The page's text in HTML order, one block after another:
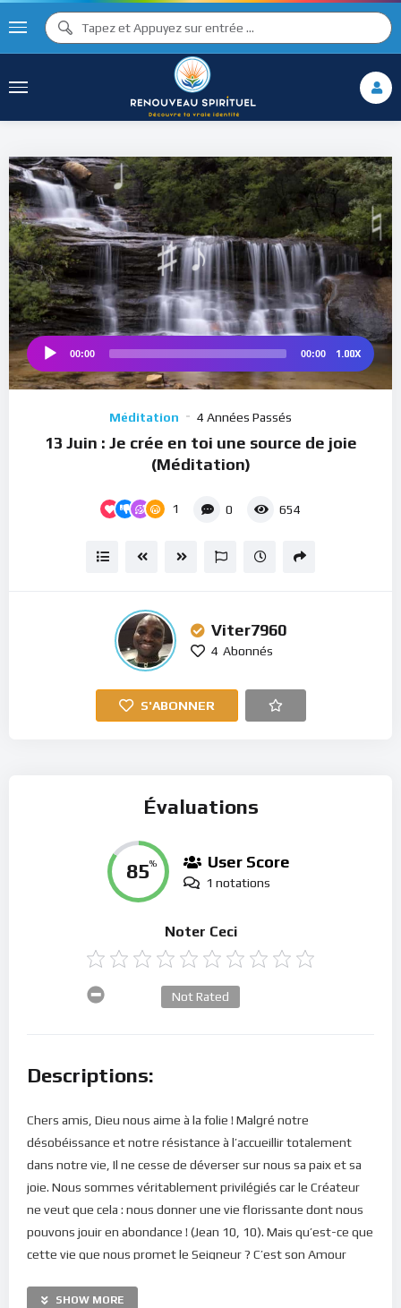
♫ ♩
♩
♪
♯ ♬
♫
♮
Audio
00:00 00:00 1.00X
Méditation 4 Années Passés
13 Juin : Je crée en toi une source de joie
(Méditation)
1 0 654
Viter7960
4 Abonnés
S'ABONNER
Évaluations
85% User Score
1 notations
Noter Ceci
Not Rated
Descriptions:
Chers amis, Dieu nous aime à la folie ! Malgré notre
désobéissance et notre résistance à l’accueillir totalement
dans notre vie, Il ne cesse de déverser sur nous sa paix et sa
joie. Nous sommes véritablement privilégiés car le Créateur
ne veut que cela : nous donner une vie florissante dont nous
pouvons jouir en abondance ! (Jean 10, 10). Mais qu’est-ce que
cette vie que nous promet le Seigneur ? C’est son Amour
lumière de sa Sagesse, crée en nous sa joie et sa paix !
SHOW MORE